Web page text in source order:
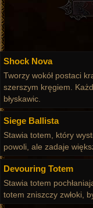
Shock Nova
Tworzy wokół postaci
szerszym kręgiem.
błyskawic.
Siege Ballista
Stawia totem, który
powoli, ale zadaje
Devouring Totem
Stawia totem
totem zniszczy zwłoki,